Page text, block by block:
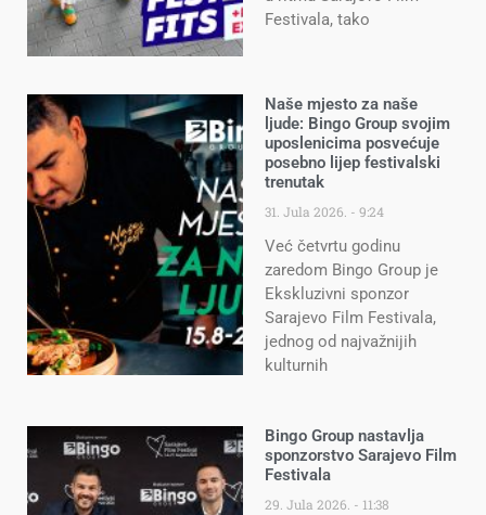
Festivala, tako
Naše mjesto za naše
ljude: Bingo Group svojim
uposlenicima posvećuje
posebno lijep festivalski
trenutak
31. Jula 2026. 9:24
Već četvrtu godinu
zaredom Bingo Group je
Ekskluzivni sponzor
Sarajevo Film Festivala,
jednog od najvažnijih
kulturnih
Bingo Group nastavlja
sponzorstvo Sarajevo Film
Festivala
29. Jula 2026. 11:38